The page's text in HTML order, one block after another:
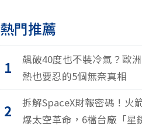
熱門推薦
1
飆破40度也不裝冷氣？歐
熱也要忍的5個無奈真相
2
拆解SpaceX財報密碼！火
爆太空革命，6檔台廠「星